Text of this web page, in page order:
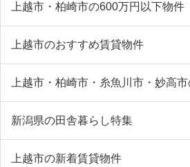
上越市・柏崎市の600万円以下物件
上越市のおすすめ賃貸物件
上越市・柏崎市・糸魚川市・妙高
新潟県の田舎暮らし特集
上越市の新着賃貸物件